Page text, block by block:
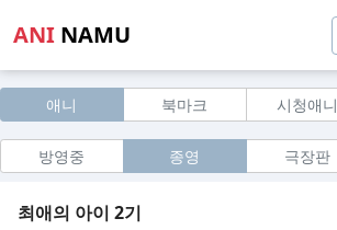
ANI NAMU
애니 북마크 시청애니
방영중 종영 극장판
최애의 아이 2기